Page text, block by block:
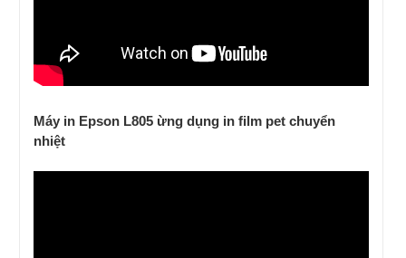
Máy in Epson L805 ừng dụng in film pet chuyển
nhiệt